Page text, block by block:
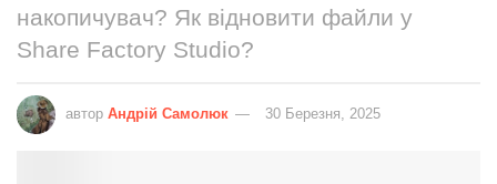
накопичувач? Як відновити файли у
Share Factory Studio?
автор Андрій Самолюк 30 Березня, 2025